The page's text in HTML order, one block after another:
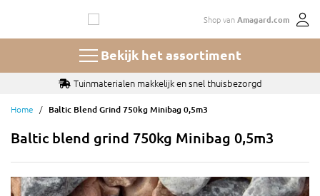
de
Shop vanAmagard.com
Bekijk het assortiment
Tuinmaterialen makkelijk en snel thuisbezorgd
Home Baltic Blend Grind 750kg Minibag 0,5m3
Baltic blend grind 750kg Minibag 0,5m3